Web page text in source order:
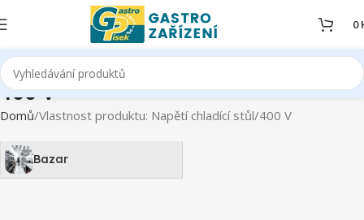
0
400 V
Domů Vlastnost produktu: Napětí chladící stůl 400 V
Bazar